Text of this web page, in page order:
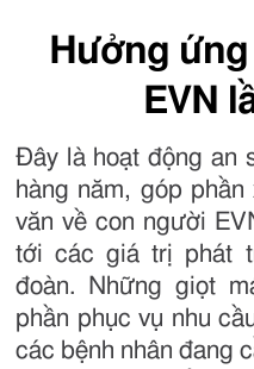
Hưởng
EVN
Đây là hoạt động an
hàng năm, góp
văn về con người
tới các giá trị phát
đoàn. Những giọt
phần phục vụ nhu
các bệnh nhân đang